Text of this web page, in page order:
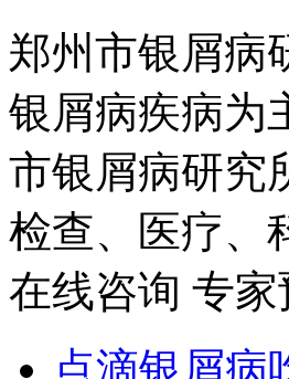
郑州市银屑病
银屑病疾病为
市银屑病研究
检查、医疗、
在线咨询 专家
点滴银屑病